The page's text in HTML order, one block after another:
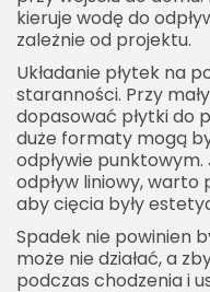
kieruje wodę do
zależnie od projektu.
Układanie płytek na
staranności. Przy
dopasować płytki do
duże formaty mogą
odpływie
odpływ liniowy, warto
aby cięcia były
Spadek nie powinien
może nie działać, a
podczas chodzenia i